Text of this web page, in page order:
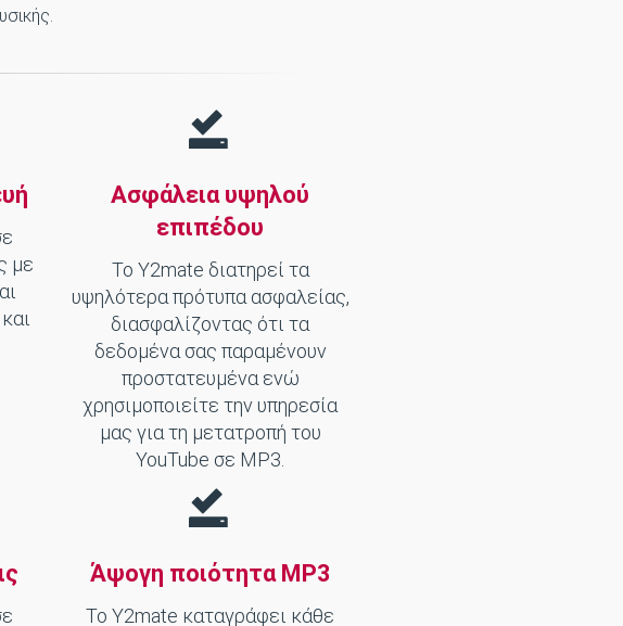
με
Ασφάλεια υψηλού
επιπέδου
Το Y2mate διατηρεί τα
υψηλότερα πρότυπα ασφαλείας,
διασφαλίζοντας ότι τα
δεδομένα σας παραμένουν
προστατευμένα ενώ
χρησιμοποιείτε την υπηρεσία
μας για τη μετατροπή του
YouTube σε MP3.
Άψογη ποιότητα MP3
Το Y2mate καταγράφει κάθε